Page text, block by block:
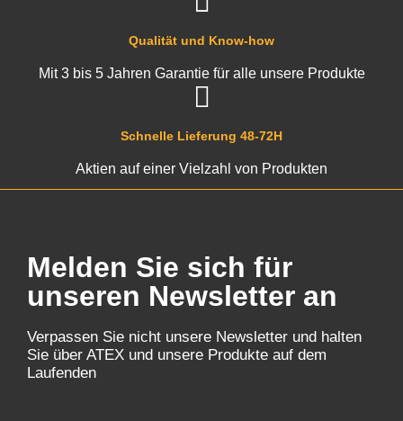
Schnelle Lieferung 48-72H
Aktien auf einer Vielzahl von Produkten
Qualität und Know-how
Mit 3 bis 5 Jahren Garantie für alle unsere Produkte
Melden Sie sich für
unseren Newsletter an
Verpassen Sie nicht unsere Newsletter und halten
Sie über ATEX und unsere Produkte auf dem
Laufenden